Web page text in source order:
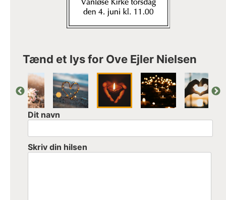
Tænd et lys for Ove Ejler Nielsen
Dit navn
Skriv din hilsen